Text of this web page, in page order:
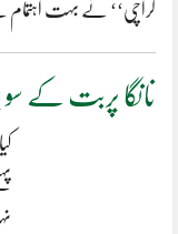
کراچی‘‘ نے بہت اہتمام
نانگا پربت کے